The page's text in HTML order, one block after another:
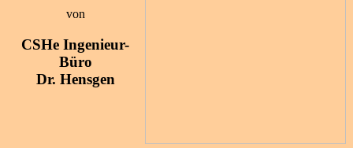
von
CSHe Ingenieur-
Büro
Dr. Hensgen